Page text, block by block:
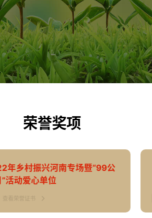
荣誉奖项
年乡村振兴河南专场暨“99公
”活动爱心单位
查看荣誉证书